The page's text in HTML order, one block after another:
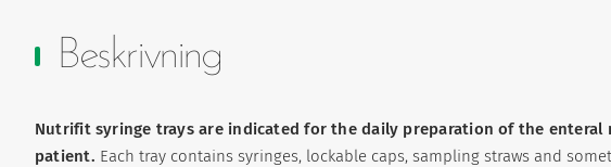
Beskrivning
Nutrifit syringe trays are indicated for the daily preparation of the
patient. Each tray contains syringes, lockable caps, sampling straws and